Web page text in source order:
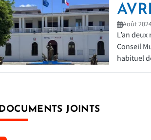
Août
L’an
Conseil
habituel
DOCUMENTS JOINTS